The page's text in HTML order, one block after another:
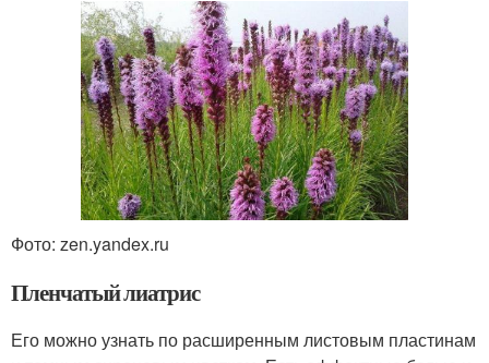
Фото: zen.yandex.ru
Пленчатый лиатрис
Его можно узнать по расширенным листовым пластинам